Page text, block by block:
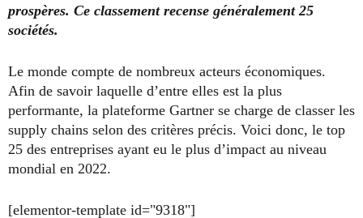
prospères. Ce classement recense généralement 25
sociétés.
Le monde compte de nombreux acteurs économiques.
Afin de savoir laquelle d’entre elles est la plus
performante, la plateforme Gartner se charge de classer les
supply chains selon des critères précis. Voici donc, le top
25 des entreprises ayant eu le plus d’impact au niveau
mondial en 2022.
[elementor-template id="9318"]